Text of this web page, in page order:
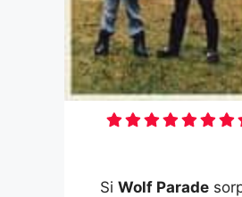
Si Wolf Parade